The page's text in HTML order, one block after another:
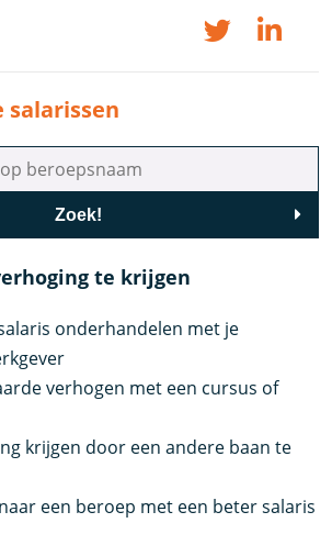
salarissen
Zoek!
te krijgen
onderhandelen met je
verhogen met een cursus of
krijgen door een andere baan te
een beroep met een beter salaris